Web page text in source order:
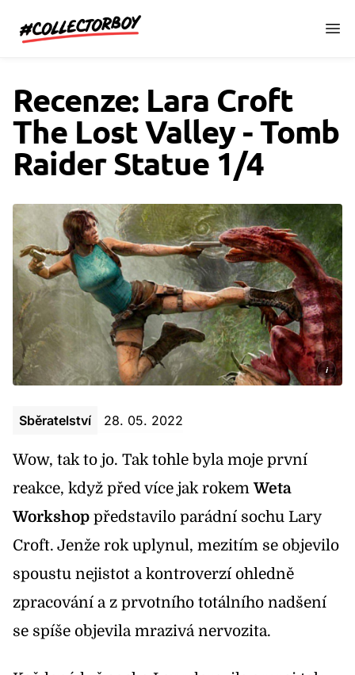
Recenze: Lara Croft
The Lost Valley - Tomb
Raider Statue 1/4
i
Sběratelství 28. 05. 2022
Wow, tak to jo. Tak tohle byla moje první
reakce, když před více jak rokemWeta
Workshop představilo parádní sochu Lary
Croft. Jenže rok uplynul, mezitím se objevilo
spoustu nejistot a kontroverzí ohledně
zpracování a z prvotního totálního nadšení
se spíše objevila mrazivá nervozita.